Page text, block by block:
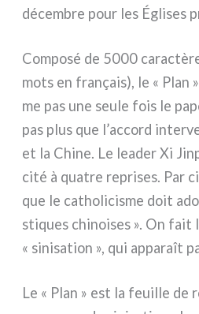
décem­bre pour les Églises
Composé de 5000
mots en fra­nçais), le « Plan
me pas une seu­le fois le
pas plus que l’accord
et la Chine. Le lea­der Xi
cité à qua­tre repri­ses. Par
que le catho­li­ci­sme doit
sti­ques chi­noi­ses ». On fait
« sini­sa­tion », qui appa­raît
Le « Plan » est la feuil­le de